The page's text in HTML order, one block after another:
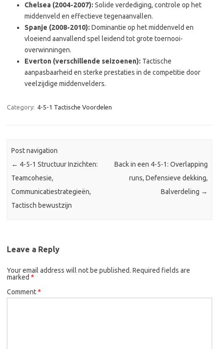
Chelsea (2004-2007): Solide verdediging, controle op het
middenveld en effectieve tegenaanvallen.
Spanje (2008-2010): Dominantie op het middenveld en
vloeiend aanvallend spel leidend tot grote toernooi-
overwinningen.
Everton (verschillende seizoenen): Tactische
aanpasbaarheid en sterke prestaties in de competitie door
veelzijdige middenvelders.
Category: 4-5-1 Tactische Voordelen
Post navigation
← 4-5-1 Structuur Inzichten:
Teamcohesie,
Communicatiestrategieën,
Tactisch bewustzijn
Back in een 4-5-1: Overlapping
runs, Defensieve dekking,
Balverdeling →
Leave a Reply
Your email address will not be published. Required fields are
marked *
Comment*